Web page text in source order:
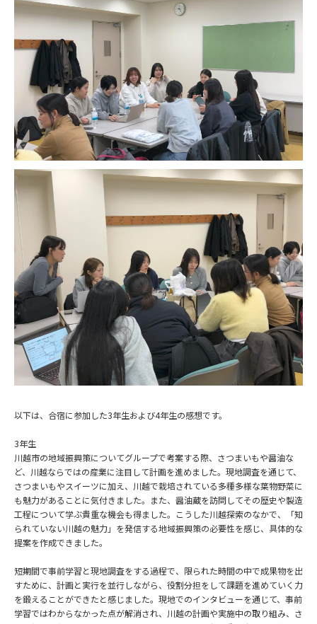
以下は、合宿に参加した3年生および4年生の感想です。
3年生
川越市の地域振興策についてグループで考案する際、さつまいもや醤油な
ど、川越ならではの産業に注目して計画を進めました。現地調査を通じて、
さつまいもやスイーツに加え、川越で栽培されている多種多様な葉物野菜に
も魅力があることに気付きました。また、醤油蔵を訪問してその歴史や製造
工程について学ぶ貴重な機会も得ました。こうした川越探索のなかで、「知
られていない川越の魅力」を発信する地域振興策の必要性を感じ、具体的な
提案を作成できました。
短期間で事前学習と現地調査をする過程で、限られた時間の中で成果物を出
すために、計画と実行を並行しながら、役割分担をして課題を進めていく力
を鍛えることができたと感じました。現地でのインタビューを通じて、事前
学習ではわからなかった点が解消され、川越の計画や実施中の取り組み、さ